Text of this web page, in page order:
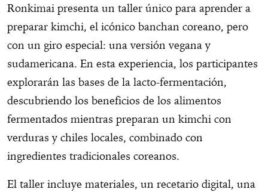
Ronkimai presenta un taller único para aprender a
preparar kimchi, el icónico banchan coreano, pero
con un giro especial: una versión vegana y
sudamericana. En esta experiencia, los participantes
explorarán las bases de la lacto-fermentación,
descubriendo los beneficios de los alimentos
fermentados mientras preparan un kimchi con
verduras y chiles locales, combinado con
ingredientes tradicionales coreanos.
El taller incluye materiales, un recetario digital, una